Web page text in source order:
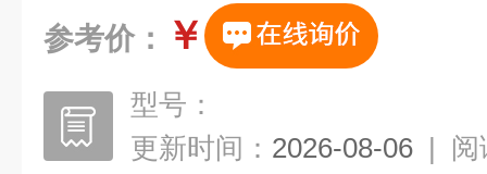
参考价： ￥
型号：
更新时间： 2026-08-06 | 阅